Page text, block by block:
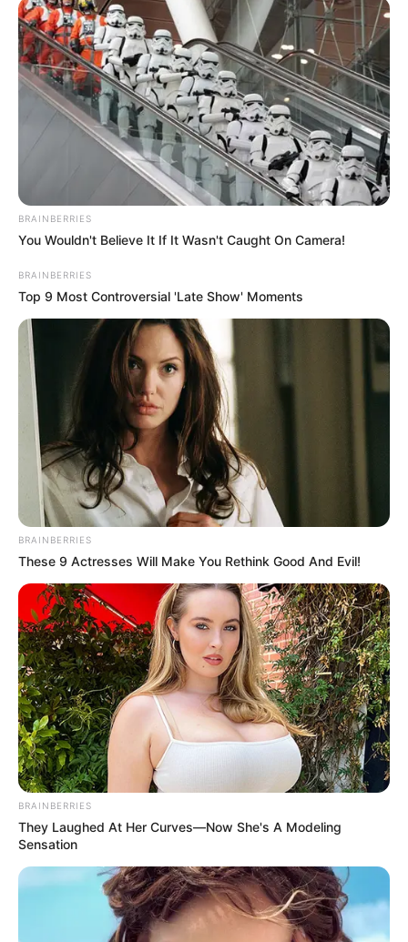
-ad5
Matérias Bônus
Famosas: As 40 mamães mais belas dos...
Eleita as 10 mulheres mais bonitas do mundo.
Mulher mais bonita do mundo revela
Joy, Zendaya, Bella Hadid e Margot são as mulheres.
Fonte: JASB com informações da Escala Brasil Transparente 360°.
Edição Geral: JASB.
Encaminhamento de denúncia ao JASB: Acesse aqui.
Publicação:JASB - Jornal dos Agentes de Saúde do Brasil-
www.jasb.com.br.
O jornalismo do JASB.com.br precisa de você para continuar
marcando ponto na vida das pessoas.Compartilhe as nossas
notícias em suas redes sociais!
BRAINBERRIES
You Wouldn't Believe It If It Wasn't Caught On Camera!
BRAINBERRIES
Top 9 Most Controversial 'Late Show' Moments
BRAINBERRIES
These 9 Actresses Will Make You Rethink Good And Evil!
BRAINBERRIES
They Laughed At Her Curves—Now She's A Modeling
Sensation